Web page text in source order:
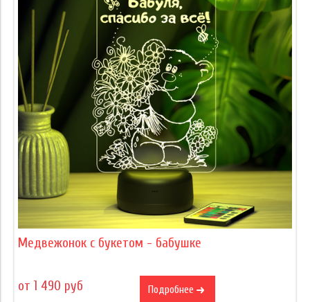
Медвежонок с букетом - бабушке
от 1 490 руб Подробнее